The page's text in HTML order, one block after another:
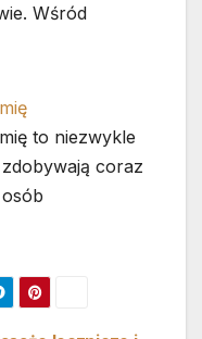
Wśród
to niezwykle
coraz